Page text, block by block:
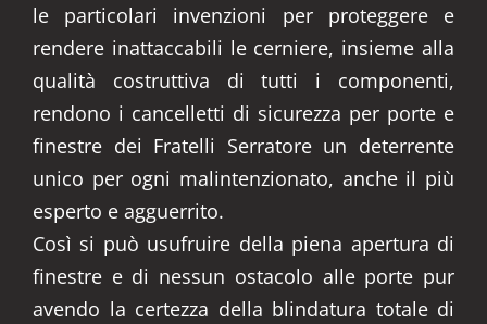
le particolari invenzioni per proteggere e
rendere inattaccabili le cerniere, insieme alla
qualità costruttiva di tutti i componenti,
rendono i cancelletti di sicurezza per porte e
finestre dei Fratelli Serratore un deterrente
unico per ogni malintenzionato, anche il più
esperto e agguerrito.
Così si può usufruire della piena apertura di
finestre e di nessun ostacolo alle porte pur
avendo la certezza della blindatura totale di